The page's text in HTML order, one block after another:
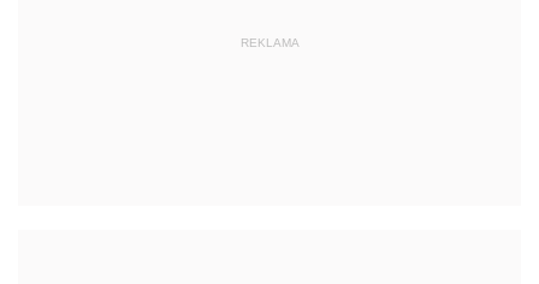
REKLAMA